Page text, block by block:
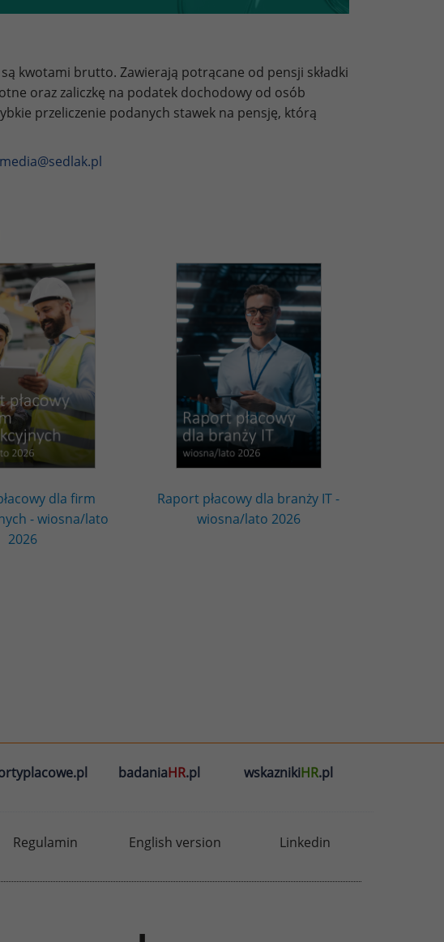
kwotami brutto. Zawierają potrącane od pensji składki
oraz zaliczkę na podatek dochodowy od osób
przeliczenie podanych stawek na pensję, którą
media@sedlak.pl
dla firm
- wiosna/lato
2026
Raport płacowy dla branży IT -
wiosna/lato 2026
badaniaHR.pl wskaznikiHR.pl
Regulamin English version Linkedin